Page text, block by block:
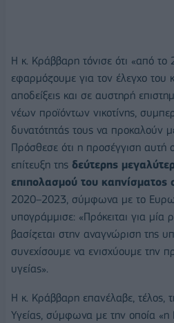
Η κ. Κράββαρη τόνισε ότι «από το
εφαρμόζουμε για τον έλεγχο του
αποδείξεις και σε αυστηρή
νέων προϊόντων νικοτίνης,
δυνατότητάς τους να προκαλούν
Πρόσθεσε ότι η προσέγγιση αυτή
επίτευξη της δεύτερης
επιπολασμού του καπνίσματος
2020–2023, σύμφωνα με το
υπογράμμισε: «Πρόκειται για μία
βασίζεται στην αναγνώριση της
συνεχίσουμε να ενισχύουμε την
υγείας».
Η κ. Κράββαρη επανέλαβε, τέλος,
Υγείας, σύμφωνα με την οποία «η